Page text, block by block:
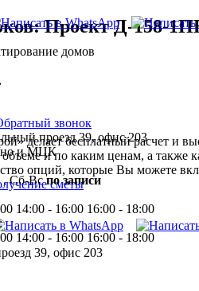
домов
звонок
проезд 39, офис 203
и МЦК
,Сб-Вспо записи
14:00 - 16:00 16:00 - 18:00
14:00 - 16:00 16:00 - 18:00
Проект Д-158-
делает бесплатный расчет и
объеме и по каким ценам, а также
опций, которые Вы можете
сметы
39, офис 203